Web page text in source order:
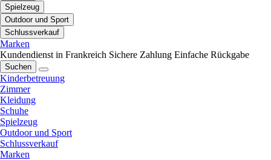
Spielzeug
Outdoor und Sport
Schlussverkauf
Marken
Kundendienst in Frankreich Sichere Zahlung Einfache Rückgabe
Suchen
Kinderbetreuung
Zimmer
Kleidung
Schuhe
Spielzeug
Outdoor und Sport
Schlussverkauf
Marken